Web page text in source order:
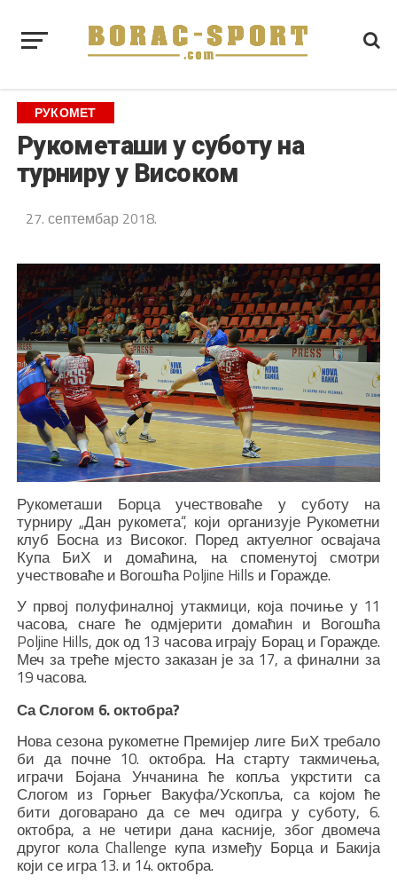
РУКОМЕТ
Рукометаши у суботу на
турниру у Високом
27. септембар 2018.
Рукометаши Борца учествоваће у суботу на
турниру „Дан рукомета“, који организује Рукометни
клуб Босна из Високог. Поред актуелног освајача
Купа БиХ и домаћина, на споменутој смотри
учествоваће и Вогошћа Poljine Hills и Горажде.
У првој полуфиналној утакмици, која почиње у 11
часова, снаге ће одмјерити домаћин и Вогошћа
Poljine Hills, док од 13 часова играју Борац и Горажде.
Меч за треће мјесто заказан је за 17, а финални за
19 часова.
Са Слогом 6. октобра?
Нова сезона рукометне Премијер лиге БиХ требало
би да почне 10. октобра. На старту такмичења,
играчи Бојана Унчанина ће копља укрстити са
Слогом из Горњег Вакуфа/Ускопља, са којом ће
бити договарано да се меч одигра у суботу, 6.
октобра, а не четири дана касније, због двомеча
другог кола Challenge купа између Борца и Бакија
који се игра 13. и 14. октобра.